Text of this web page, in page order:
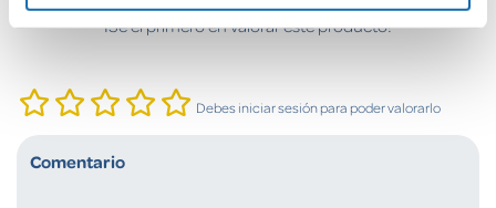
¡Sé el primero en valorar este producto!
Debes iniciar sesión para poder valorarlo